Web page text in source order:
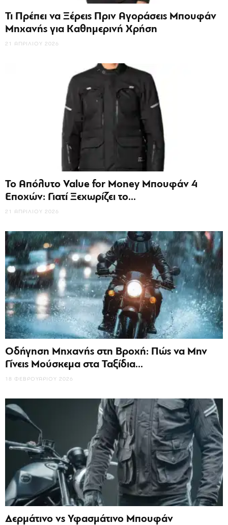
Τι Πρέπει να Ξέρεις Πριν Αγοράσεις Μπουφάν
Μηχανής για Καθημερινή Χρήση
21 ΑΠΡΙΛΊΟΥ 2026
Το Απόλυτο Value for Money Μπουφάν 4
Εποχών: Γιατί Ξεχωρίζει το...
21 ΑΠΡΙΛΊΟΥ 2026
Οδήγηση Μηχανής στη Βροχή: Πώς να Μην
Γίνεις Μούσκεμα στα Ταξίδια...
18 ΦΕΒΡΟΥΑΡΊΟΥ 2026
Δερμάτινο vs Υφασμάτινο Μπουφάν